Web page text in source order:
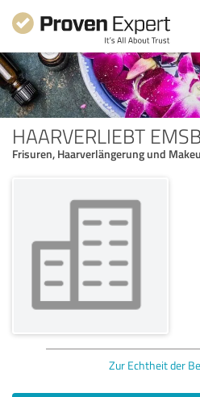
HAARVERLIEBT
Frisuren, Haarverlängerung und
Zur Echtheit der